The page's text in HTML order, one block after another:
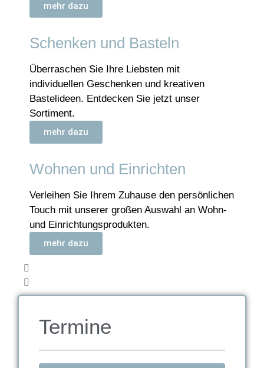
mehr dazu
Schenken und Basteln
Überraschen Sie Ihre Liebsten mit
individuellen Geschenken und kreativen
Bastelideen. Entdecken Sie jetzt unser
Sortiment.
mehr dazu
Wohnen und Einrichten
Verleihen Sie Ihrem Zuhause den persönlichen
Touch mit unserer großen Auswahl an Wohn-
und Einrichtungsprodukten.
mehr dazu
Termine